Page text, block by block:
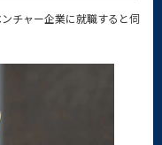
チャー企業に就職すると伺